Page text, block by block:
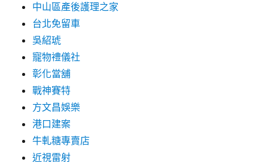
中山區產後護理之家
台北免留車
吳紹琥
寵物禮儀社
彰化當舖
戰神賽特
方文昌娛樂
港口建案
牛軋糖專賣店
近視雷射